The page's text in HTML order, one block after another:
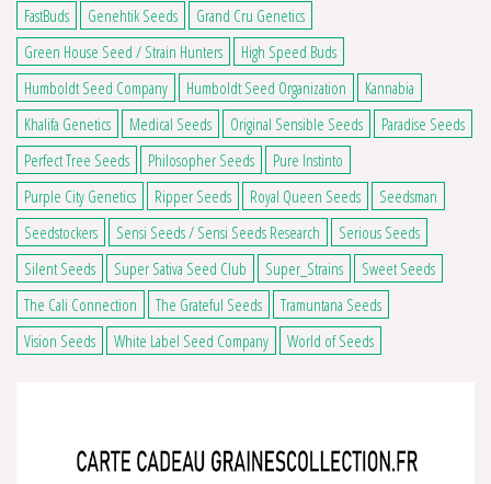
FastBuds
Genehtik Seeds
Grand Cru Genetics
Green House Seed / Strain Hunters
High Speed Buds
Humboldt Seed Company
Humboldt Seed Organization
Kannabia
Khalifa Genetics
Medical Seeds Original Sensible Seeds
Paradise Seeds
Perfect Tree Seeds
Philosopher Seeds
Pure Instinto
Purple City Genetics
Ripper Seeds Royal Queen Seeds
Seedsman
Seedstockers
Sensi Seeds / Sensi Seeds Research
Serious Seeds
Silent Seeds
Super Sativa Seed Club Super_Strains
Sweet Seeds
The Cali Connection
The Grateful Seeds
Tramuntana Seeds
Vision Seeds
White Label Seed Company World of Seeds